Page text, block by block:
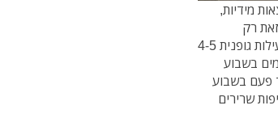
מידיות,
רק
דוגמא.... אל תגזימו! הכל במידתיות ויש להישמע לגוף. מומלץ להקדיש לפעילות גופנית 4-5
לשעה, לשלב באימונים פעילות אירובית כ-3 פעמים בשבוע
פעם בשבוע
שרירים